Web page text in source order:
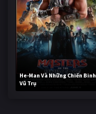
He-Man Và Những Chiến Binh
Vũ Trụ
240,012 lượt xem